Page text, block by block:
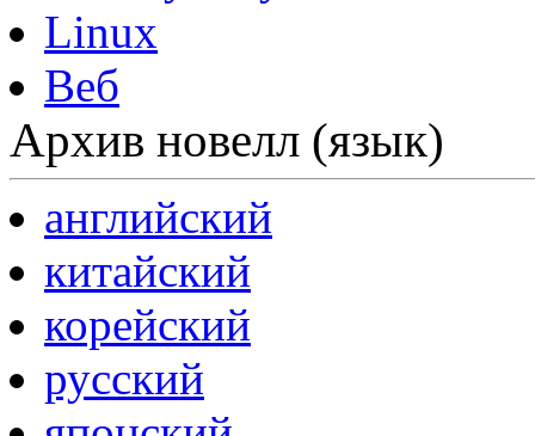
Linux
Веб
Архив новелл (язык)
английский
китайский
корейский
русский